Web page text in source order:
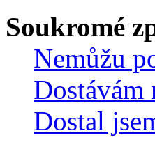
Soukromé
Nemůžu
Dostávám
Dostal